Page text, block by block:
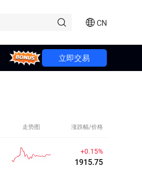
CN
Bonus 立即交易
走势图 涨跌幅/价格
+0.15%
1915.75